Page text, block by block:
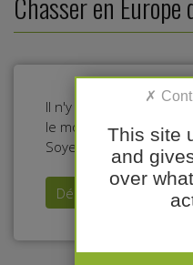
Il n'y a pas
le moment.
Soyez le premier à
Déposer mon
This site
and
over